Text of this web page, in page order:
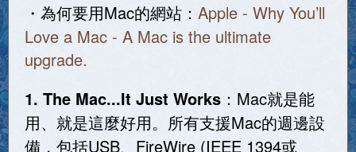
・為何要用Mac的網站： Apple - Why You’ll
Love a Mac - A Mac is the ultimate
upgrade.
1. The Mac...It Just Works ：Mac就是能
用、就是這麼好用。所有支援Mac的週邊設
備，包括USB、FireWire (IEEE 1394或